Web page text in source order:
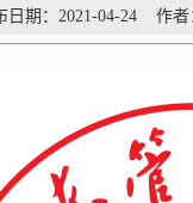
日期：2021-04-24 作